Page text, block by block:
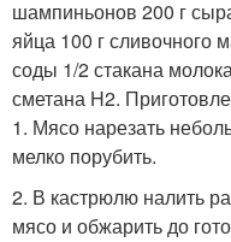
шампиньонов 200 г
яйца 100 г сливочного
соды 1/2 стакана
сметана H2.
1. Мясо нарезать
мелко порубить.
2. В кастрюлю налить
мясо и обжарить до